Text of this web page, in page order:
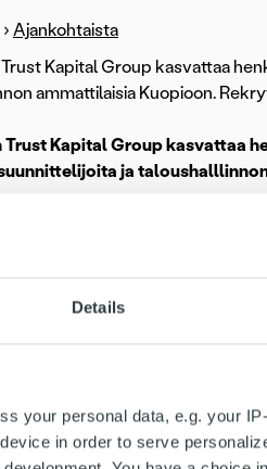
Details
your personal data, e.g. your
in order to serve
› Ajankohtaista
Kapital Group kasvattaa
ammattilaisia Kuopioon.
Trust Kapital Group kasvattaa
ja
kokonaisratkaisuihin
Kuopioon.
sekä konsernin
työllistävä konserni on
yhtiöllä on mm. energia-,
haetaan
ja palkanlaskija työllistyvät Trust